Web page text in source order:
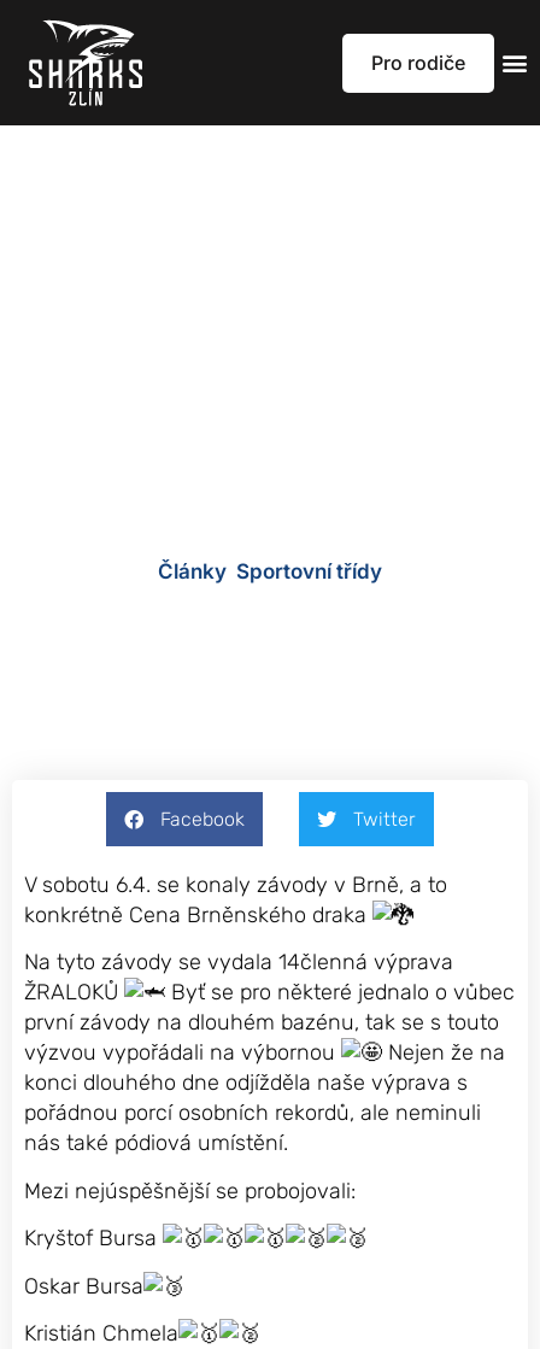
Pro rodiče
Články, Sportovní třídy
Facebook Twitter
V sobotu 6.4. se konaly závody v Brně, a to
konkrétně Cena Brněnského draka
Na tyto závody se vydala 14členná výprava
ŽRALOKŮ
Byť se pro některé jednalo o vůbec
první závody na dlouhém bazénu, tak se s touto
výzvou vypořádali na výbornou
Nejen že na
konci dlouhého dne odjížděla naše výprava s
pořádnou porcí osobních rekordů, ale neminuli
nás také pódiová umístění.
Mezi nejúspěšnější se probojovali:
Kryštof Bursa
Oskar Bursa
Kristián Chmela